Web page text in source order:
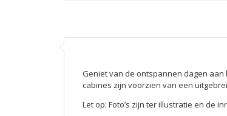
Geniet van de ontspannen dagen
cabines zijn voorzien van een
Let op: Foto’s zijn ter illustratie en de